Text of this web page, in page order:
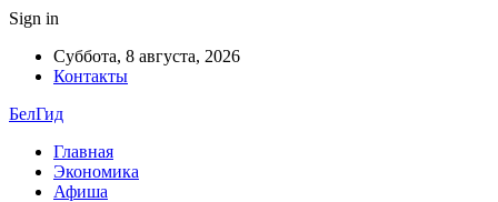
Sign in
Суббота, 8 августа, 2026
Контакты
БелГид
Главная
Экономика
Афиша